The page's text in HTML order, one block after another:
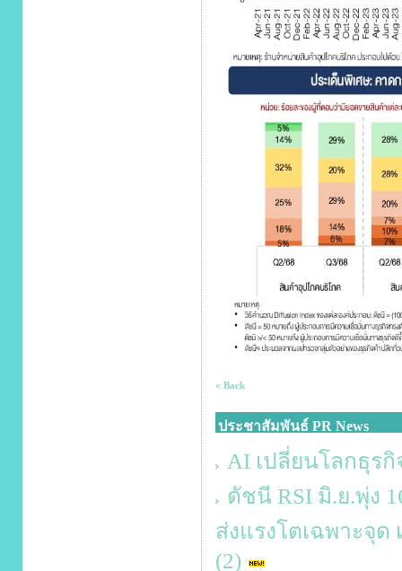
« Back
ประชาสัมพันธ์ PR News
AI เปลี่ยนโลกธุร
ดัชนี RSI มิ.ย.พุ่ง
ส่งแรงโตเฉพาะจุด
(2)